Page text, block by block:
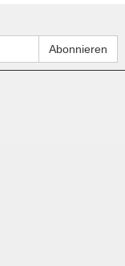
Abonnieren